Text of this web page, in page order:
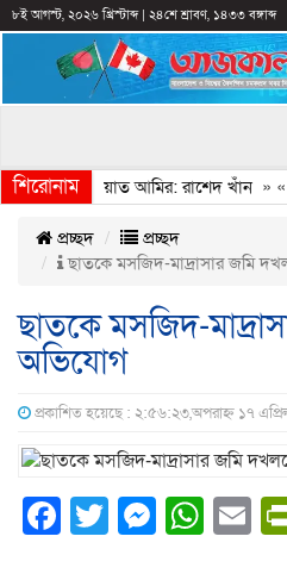
৮ই আগস্ট, ২০২৬ খ্রিস্টাব্দ| ২৪শে শ্রাবণ, ১৪৩৩ বঙ্গাব্দ
শিরোনাম
করেন জামায়াত আমির: রাশেদ খাঁন» «
প্রচ্ছদ
প্রচ্ছদ
ছাতকে মসজিদ-মাদ্রাসার জমি
ছাতকে মসজিদ-
অভিযোগ
প্রকাশিত হয়েছে : ২:৫৬:২৩,অপরাহ্ন ১৭
Facebook
Twitter